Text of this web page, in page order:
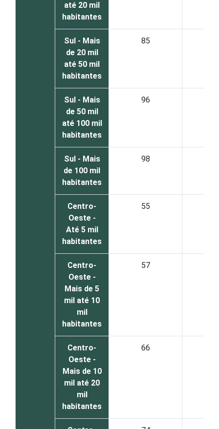
até 20 mil
habitantes
Sul - Mais
de 20 mil
até 50 mil
habitantes
85
Sul - Mais
de 50 mil
até 100 mil
habitantes
96
Sul - Mais
de 100 mil
habitantes
98
Centro-
Oeste -
Até 5 mil
habitantes
55
Centro-
Oeste -
Mais de 5
mil até 10
mil
habitantes
57
Centro-
Oeste -
Mais de 10
mil até 20
mil
habitantes
66